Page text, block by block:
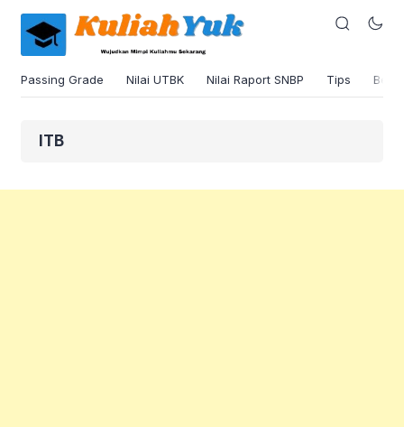
Passing Grade Nilai UTBK Nilai Raport SNBP Tips
ITB